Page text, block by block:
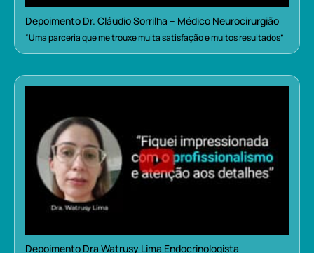
Depoimento Dr. Cláudio Sorrilha – Médico Neurocirurgião
“Uma parceria que me trouxe muita satisfação e muitos resultados”
Depoimento Dra Watrusy Lima Endocrinologista